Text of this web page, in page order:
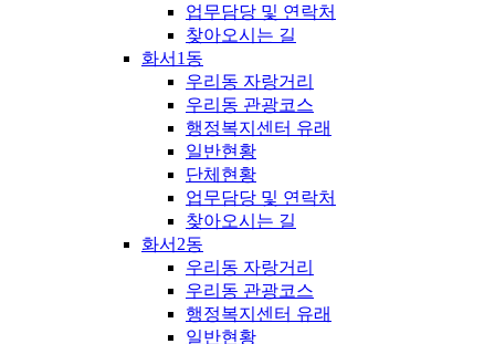
업무담당 및 연락처
찾아오시는 길
화서1동
우리동 자랑거리
우리동 관광코스
행정복지센터 유래
일반현황
단체현황
업무담당 및 연락처
찾아오시는 길
화서2동
우리동 자랑거리
우리동 관광코스
행정복지센터 유래
일반현황